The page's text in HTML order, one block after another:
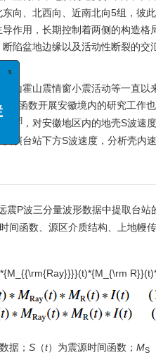
向、北西向、近南北向5组，彼
作用，长期控制着两侧的构造格
陷盆地边缘以及活动性断裂的交
别山霍山震情窗小震活动等一直
收函数开展安徽境内的研究工作
10] ，对安徽地区内的地壳S波速
演台站下方S波速度，分析壳内速
震P波三分量波形数据中提取台
间函数、源区介质结构、上地幔
据； S （t）为震源时间函数； MS
x
例分析
函
展”专栏